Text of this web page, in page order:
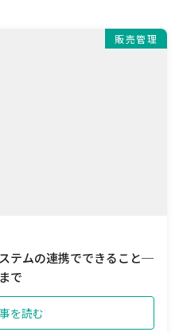
販売管理
テムの連携でできること─
で
を読む